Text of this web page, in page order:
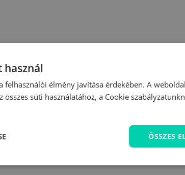
használ
felhasználói élmény javítása érdekében. A
összes süti használatához, a Cookie
ÖSSZES